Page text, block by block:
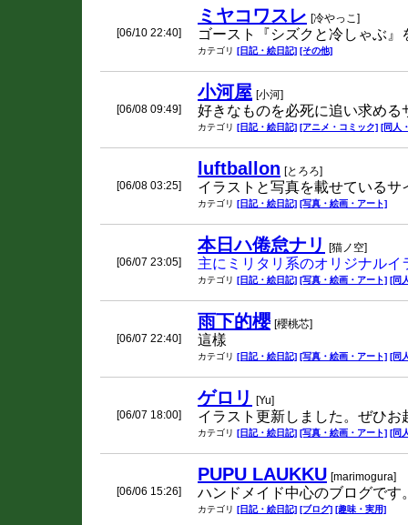
[06/10 22:40]
ミヤコワスレ [冷やっこ]
ゴースト『シズクと冷しゃぶ』
カテゴリ [日記・絵日記] [その他]
[06/08 09:49]
小河屋 [小河]
好きなものを必死に追い求める
カテゴリ [日記・絵日記] [アニメ・コミック] [同人
[06/08 03:25]
luftballon [とろろ]
イラストと写真を載せている
カテゴリ [日記・絵日記] [写真・絵画・アート]
[06/07 23:05]
本日ハ倦怠ナリ [猫ノ空]
主にミリタリ系のオリジナル
カテゴリ [日記・絵日記] [写真・絵画・アート] [同
[06/07 22:40]
雨下的櫻 [櫻桃芯]
這樣
カテゴリ [日記・絵日記] [写真・絵画・アート] [同
[06/07 18:00]
ゲロリ [Yu]
イラスト更新しました。ぜひお
カテゴリ [日記・絵日記] [写真・絵画・アート] [同
[06/06 15:26]
PUPU LAUKKU [marimogura]
ハンドメイド中心のブログです
カテゴリ [日記・絵日記] [ブログ] [趣味・実用]